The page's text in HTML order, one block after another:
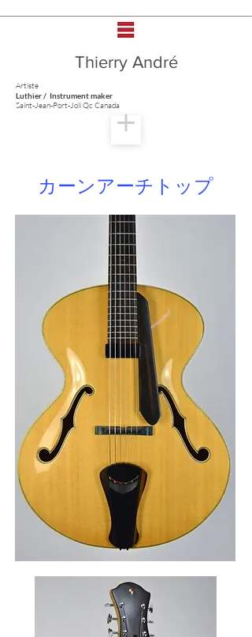
Thierry André
Artiste
Luthier / Instrument maker
Saint-Jean-Port-Joli Qc Canada
カーンアーチトップ